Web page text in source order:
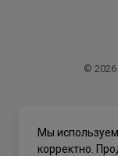
©
Мы
корректно.